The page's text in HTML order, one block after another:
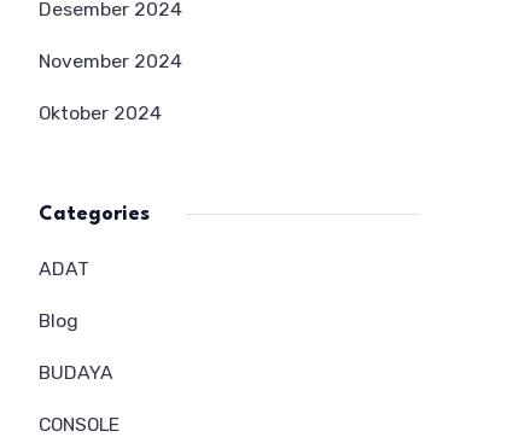
Desember 2024
November 2024
Oktober 2024
Categories
ADAT
Blog
BUDAYA
CONSOLE